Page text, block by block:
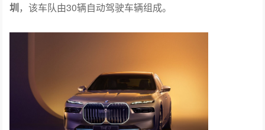
圳，该车队由30辆自动驾驶车辆组成。